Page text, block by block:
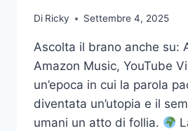
Di Ricky Settembre 4, 2025
Ascolta il brano anche su:
Amazon Music, YouTube
un’epoca in cui la parola
diventata un’utopia e il
umani un atto di follia.